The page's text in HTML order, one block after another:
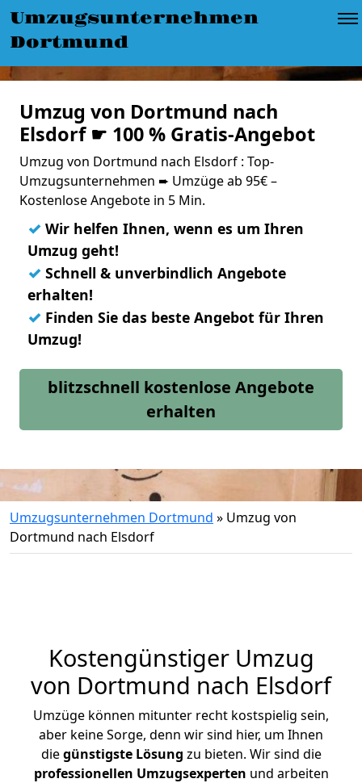
Umzugsunternehmen
Dortmund
Umzug von Dortmund nach
Elsdorf ☛ 100 % Gratis-Angebot
Umzug von Dortmund nach Elsdorf : Top-
Umzugsunternehmen ➨ Umzüge ab 95€ –
Kostenlose Angebote in 5 Min.
✓ Wir helfen Ihnen, wenn es um Ihren
Umzug geht!
✓ Schnell & unverbindlich Angebote
erhalten!
✓ Finden Sie das beste Angebot für Ihren
Umzug!
blitzschnell kostenlose Angebote
erhalten
Umzugsunternehmen Dortmund » Umzug von
Dortmund nach Elsdorf
Kostengünstiger Umzug
von Dortmund nach Elsdorf
Umzüge können mitunter recht kostspielig sein,
aber keine Sorge, denn wir sind hier, um Ihnen
diegünstigste Lösung zu bieten. Wir sind die
professionellen Umzugsexperten und arbeiten